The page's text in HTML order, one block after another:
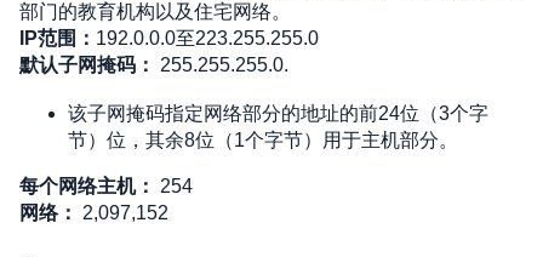
部门的教育机构以及住宅网络。
IP范围： 192.0.0.0至223.255.255.0
默认子网掩码：
255.255.255.0.
该子网掩码指定网络部分的地址的前24位（3个字
节）位，其余8位（1个字节）用于主机部分。
每个网络主机：
254
网络：
2,097,152